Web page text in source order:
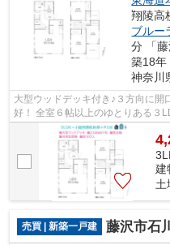
翔陵高
ブルー
分 「
築18年
神奈川
大型ウッドデッキ付き♪３方向に開
好！ 全室６帖以上のゆとりある３
生活を叶える住まいです。ぜひ新居
建
土
売買 | 新築一戸建 藤沢市